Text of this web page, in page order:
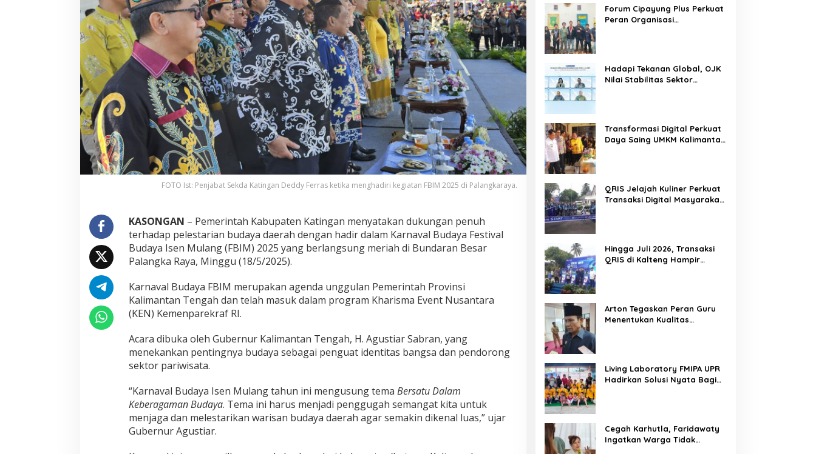
FOTO Ist: Penjabat Sekda Katingan Deddy Ferras ketika menghadiri kegiatan FBIM 2025 di Palangkaraya.
KASONGAN – Pemerintah Kabupaten Katingan menyatakan dukungan penuh
terhadap pelestarian budaya daerah dengan hadir dalam Karnaval Budaya Festival
Budaya Isen Mulang (FBIM) 2025 yang berlangsung meriah di Bundaran Besar
Palangka Raya, Minggu (18/5/2025).
Karnaval Budaya FBIM merupakan agenda unggulan Pemerintah Provinsi
Kalimantan Tengah dan telah masuk dalam program Kharisma Event Nusantara
(KEN) Kemenparekraf RI.
Acara dibuka oleh Gubernur Kalimantan Tengah, H. Agustiar Sabran, yang
menekankan pentingnya budaya sebagai penguat identitas bangsa dan pendorong
sektor pariwisata.
“Karnaval Budaya Isen Mulang tahun ini mengusung tema Bersatu Dalam
Keberagaman Budaya. Tema ini harus menjadi penggugah semangat kita untuk
menjaga dan melestarikan warisan budaya daerah agar semakin dikenal luas,” ujar
Gubernur Agustiar.
Forum Cipayung Plus Perkuat
Peran Organisasi
Hadapi Tekanan Global, OJK
Nilai Stabilitas Sektor
Transformasi Digital Perkuat
Daya Saing UMKM Kalimantan
QRIS Jelajah Kuliner Perkuat
Transaksi Digital Masyarakat
Hingga Juli 2026, Transaksi
QRIS di Kalteng Hampir
Arton Tegaskan Peran Guru
Menentukan Kualitas
Living Laboratory FMIPA UPR
Hadirkan Solusi Nyata Bagi
Cegah Karhutla, Faridawaty
Ingatkan Warga Tidak